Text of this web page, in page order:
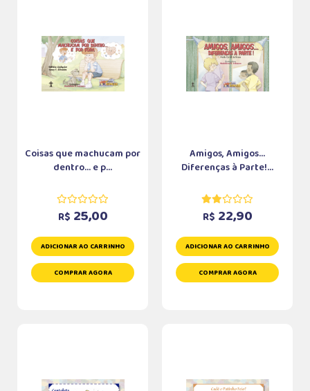
Coisas que machucam por
dentro... e p...
R$ 25,00
ADICIONAR AO CARRINHO
COMPRAR AGORA
Amigos, Amigos...
Diferenças à Parte!...
R$ 22,90
ADICIONAR AO CARRINHO
COMPRAR AGORA